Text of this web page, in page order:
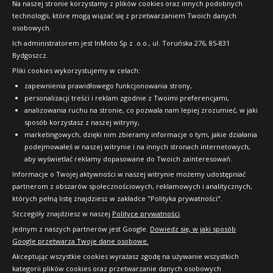
Na naszej stronie korzystamy z plików cookies oraz innych podobnych
technologii, które mogą wiązać się z przetwarzaniem Twoich danych
osobowych.
Ich administratorem jest InMoto Sp z .o.o., ul. Toruńska 276, 85-831
Bydgoszcz.
Pliki cookies wykorzystujemy w celach:
zapewnienia prawidłowego funkcjonowania strony,
personalizacji treści i reklam zgodnie z Twoimi preferencjami,
analizowania ruchu na stronie, co pozwala nam lepiej zrozumieć, w jaki
sposób korzystasz z naszej witryny,
marketingowych, dzięki nim zbieramy informacje o tym, jakie działania
podejmowałeś w naszej witrynie i na innych stronach internetowych,
aby wyświetlać reklamy dopasowane do Twoich zainteresowań.
Informacje o Twojej aktywności w naszej witrynie możemy udostępniać
partnerom z obszarów społecznościowych, reklamowych i analitycznych,
których pełną listę znajdziesz w zakładce "Polityka prywatności".
Szczegóły znajdziesz w naszej Polityce prywatności.
Jednym z naszych partnerów jest Google. Dowiedz się, w jaki sposób
Google przetwarza Twoje dane osobowe.
Akceptując wszystkie cookies wyrażasz zgodę na używanie wszystkich
kategorii plików cookies oraz przetwarzanie danych osobowych
Raty
FAQ
OFICJALNY PARTNER